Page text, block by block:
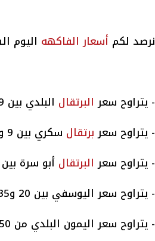
نرصد لكم أسعار الفاكهه اليوم السبت 22/3/2025 فى
- يتراوح سعر البرتقال البلدي بين 9 و15 جنيهًا.
- يتراوح سعربرتقال سكري بين 9 و15 جنيهًا.
- يتراوح سعر البرتقال أبو سرة بين 15 و20
- يتراوح سعر اليوسفي بين 20 و35 جنيهًا.
- يتراوح سعر اليمون البلدي من 50 إلى 60 جنيهًا.